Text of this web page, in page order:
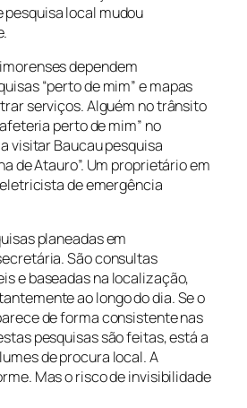
local mudou
dependem
“perto de mim” e mapas
serviços. Alguém no trânsito
perto de mim” no
visitar Baucau pesquisa
de Atauro”. Um proprietário em
de emergência
planeadas em
São consultas
e baseadas na localização,
ao longo do dia. Se o
de forma consistente nas
pesquisas são feitas, está a
de procura local. A
Mas o risco de invisibilidade